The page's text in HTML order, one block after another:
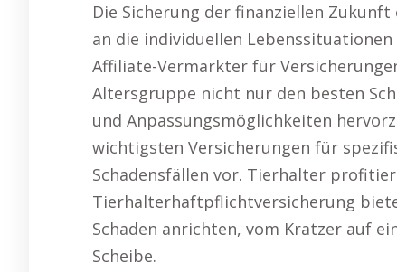
Die Sicherung der finanziellen
an die individuellen
Affiliate-Vermarkter für
Altersgruppe nicht nur den besten
und Anpassungsmöglichkeiten
wichtigsten Versicherungen für
Schadensfällen vor. Tierhalter
Tierhalterhaftpflichtversicherung
Schaden anrichten, vom Kratzer auf
Scheibe.